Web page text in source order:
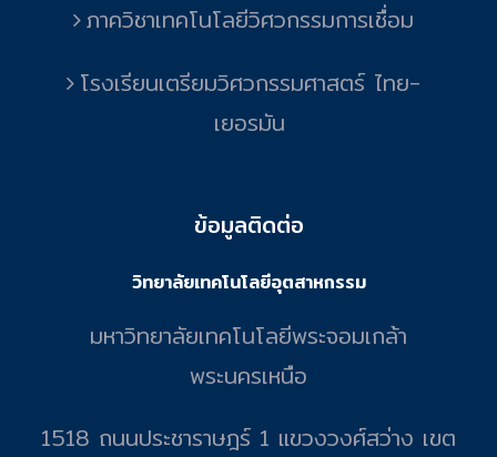
ภาควิชาเทคโนโลยีวิศวกรรมการเชื่อม
โรงเรียนเตรียมวิศวกรรมศาสตร์ ไทย-
เยอรมัน
ข้อมูลติดต่อ
วิทยาลัยเทคโนโลยีอุตสาหกรรม
มหาวิทยาลัยเทคโนโลยีพระจอมเกล้า
พระนครเหนือ
1518 ถนนประชาราษฎร์ 1 แขวงวงศ์สว่าง เขต